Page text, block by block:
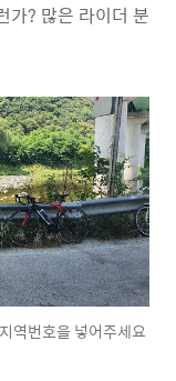
가? 많은 라이더 분
역번호을 넣어주세요